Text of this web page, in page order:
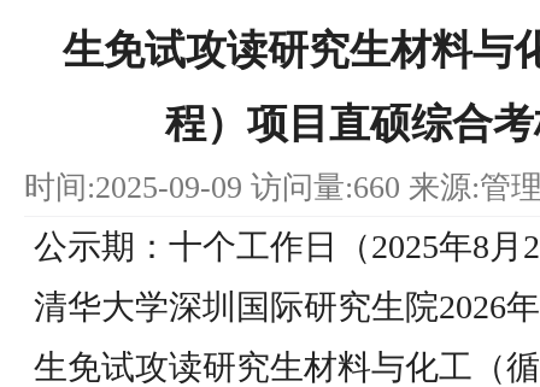
生免试攻读研究生材料与
程）项目直硕综合
时间:2025-09-09 访问量:660 来源:管
公示期：十个工作日（2025年8月
清华大学深圳国际研究生院2026
生免试攻读研究生材料与化工（